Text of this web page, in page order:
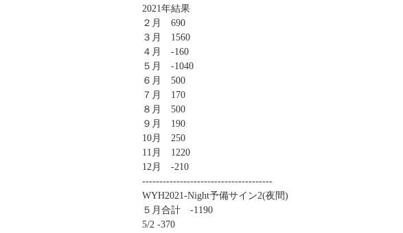
2021年結果
２月 690
３月 1560
４月 -160
５月 -1040
６月 500
７月 170
８月 500
９月 190
10月 250
11月 1220
12月 -210
--------------------------------------
WYH2021-Night予備サイン2(夜間)
５月合計 -1190
5/2 -370